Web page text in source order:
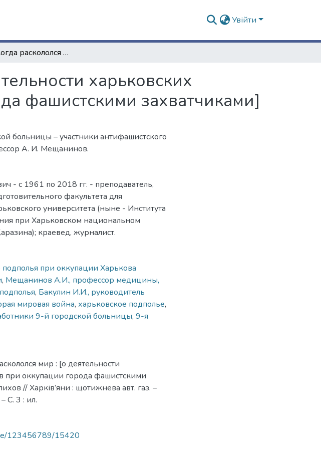
Увійти
День, когда раскололся мир : [о деятельности харьковских подпольщиков при оккупации города фашистскими захватчиками]
харьковских
фашистскими захватчиками]
больницы – участники антифашистского
А. И. Мещанинов.
- с 1961 по 2018 гг. - преподаватель,
факультета для
университета (ныне - Института
при Харьковском национальном
краевед, журналист.
подполья при оккупации Харькова
, Мещанинов А.И., профессор медицины,
, Бакулин И.И., руководитель
мировая война, харьковское подполье,
9-й городской больницы, 9-я
мир : [о деятельности
при оккупации города фашистскими
// Харків’яни : щотижнева авт. газ. –
С. 3 : ил.
123456789/15420